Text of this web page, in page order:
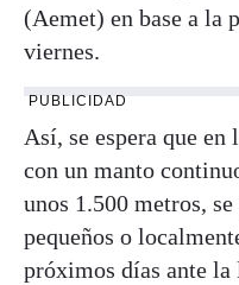
(Aemet) en base a la
viernes.
PUBLICIDAD
Así, se espera que en
con un manto
unos 1.500 metros,
pequeños o
próximos días ante la